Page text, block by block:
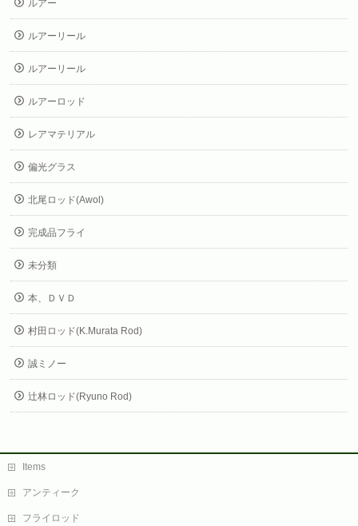
ルアー
ルアーリール
ルアーリール
ルアーロッド
レアマテリアル
偏光グラス
北尾ロッド(Awol)
完成品フライ
未分類
本、ＤＶＤ
村田ロッド(K.Murata Rod)
誠ミノー
辻林ロッド(Ryuno Rod)
Items
アンティーク
フライロッド